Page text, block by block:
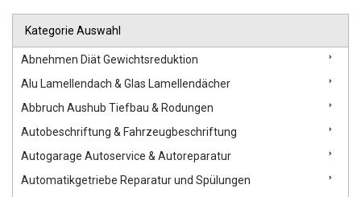
Kategorie Auswahl
Abnehmen Diät Gewichtsreduktion
Alu Lamellendach & Glas Lamellendächer
Abbruch Aushub Tiefbau & Rodungen
Autobeschriftung & Fahrzeugbeschriftung
Autogarage Autoservice & Autoreparatur
Automatikgetriebe Reparatur und Spülungen